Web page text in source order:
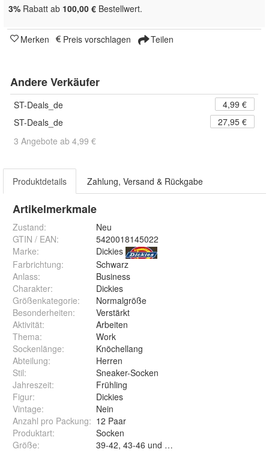
3% Rabatt ab 100,00 € Bestellwert.
Merken Preis vorschlagen Teilen
Andere Verkäufer
ST-Deals_de
4,99 €
ST-Deals_de
27,95 €
3 Angebote ab 4,99 €
Produktdetails Zahlung, Versand & Rückgabe
Artikelmerkmale
Zustand:
Neu
GTIN / EAN:
5420018145022
Marke:
Dickies
Farbrichtung:
Schwarz
Anlass:
Business
Charakter:
Dickies
Größenkategorie:
Normalgröße
Besonderheiten:
Verstärkt
Aktivität:
Arbeiten
Thema:
Work
Sockenlänge:
Knöchellang
Abteilung:
Herren
Stil:
Sneaker-Socken
Jahreszeit:
Frühling
Figur:
Dickies
Vintage:
Nein
Anzahl pro Packung: 12 Paar
Produktart:
Socken
Größe: 39-42, 43-46 und 47-50